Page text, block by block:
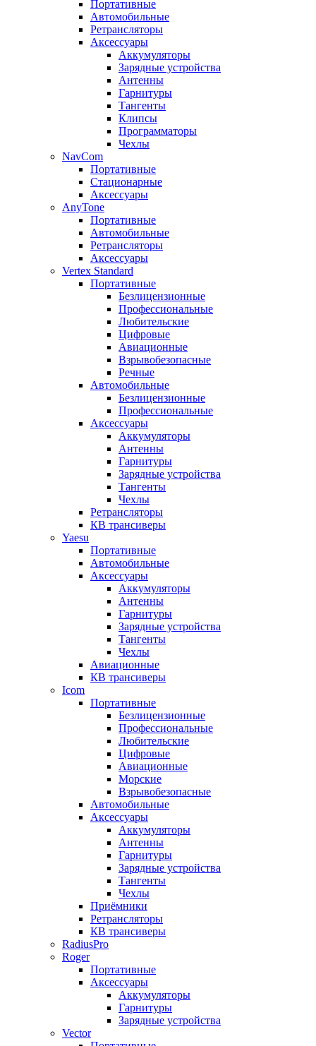
Портативные
Автомобильные
Ретрансляторы
Аксессуары
Аккумуляторы
Зарядные устройства
Антенны
Гарнитуры
Тангенты
Клипсы
Программаторы
Чехлы
NavCom
Портативные
Стационарные
Аксессуары
AnyTone
Портативные
Автомобильные
Ретрансляторы
Аксессуары
Vertex Standard
Портативные
Безлицензионные
Профессиональные
Любительские
Цифровые
Авиационные
Взрывобезопасные
Речные
Автомобильные
Безлицензионные
Профессиональные
Аксессуары
Аккумуляторы
Антенны
Гарнитуры
Зарядные устройства
Тангенты
Чехлы
Ретрансляторы
КВ трансиверы
Yaesu
Портативные
Автомобильные
Аксессуары
Аккумуляторы
Антенны
Гарнитуры
Зарядные устройства
Тангенты
Чехлы
Авиационные
КВ трансиверы
Icom
Портативные
Безлицензионные
Профессиональные
Любительские
Цифровые
Авиационные
Морские
Взрывобезопасные
Автомобильные
Аксессуары
Аккумуляторы
Антенны
Гарнитуры
Зарядные устройства
Тангенты
Чехлы
Приёмники
Ретрансляторы
КВ трансиверы
RadiusPro
Roger
Портативные
Аксессуары
Аккумуляторы
Гарнитуры
Зарядные устройства
Vector